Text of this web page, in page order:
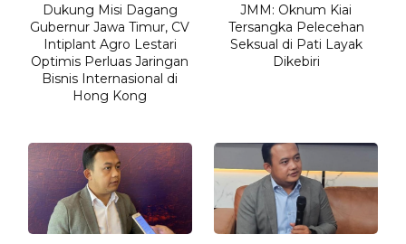
Dukung Misi Dagang
Gubernur Jawa Timur, CV
Intiplant Agro Lestari
Optimis Perluas Jaringan
Bisnis Internasional di
Hong Kong
JMM: Oknum Kiai
Tersangka Pelecehan
Seksual di Pati Layak
Dikebiri